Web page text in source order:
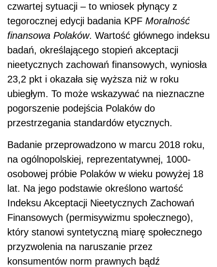
czwartej sytuacji – to wniosek płynący z
tegorocznej edycji badania KPF Moralność
finansowa Polaków. Wartość głównego indeksu
badań, określającego stopień akceptacji
nieetycznych zachowań finansowych, wyniosła
23,2 pkt i okazała się wyższa niż w roku
ubiegłym. To może wskazywać na nieznaczne
pogorszenie podejścia Polaków do
przestrzegania standardów etycznych.
Badanie przeprowadzono w marcu 2018 roku,
na ogólnopolskiej, reprezentatywnej, 1000-
osobowej próbie Polaków w wieku powyżej 18
lat. Na jego podstawie określono wartość
Indeksu Akceptacji Nieetycznych Zachowań
Finansowych (permisywizmu społecznego),
który stanowi syntetyczną miarę społecznego
przyzwolenia na naruszanie przez
konsumentów norm prawnych bądź